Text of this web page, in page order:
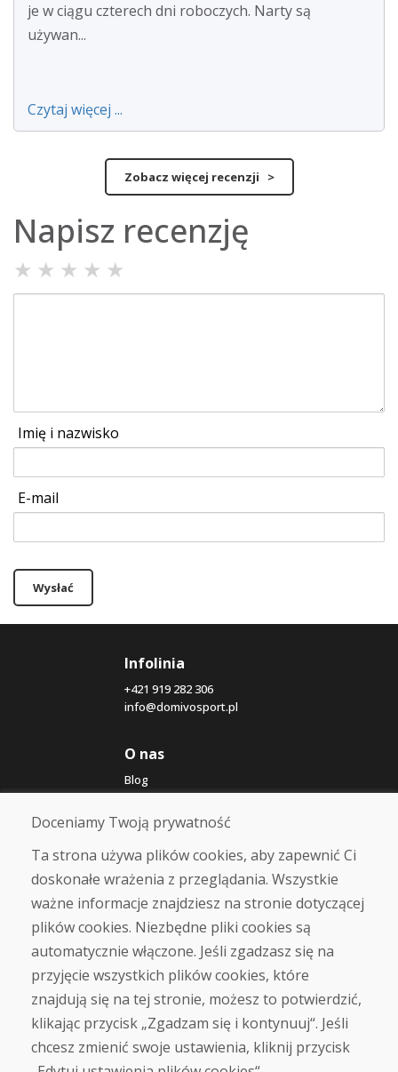
je w ciągu czterech dni roboczych. Narty są
używan...
Czytaj więcej ...
Zobacz więcej recenzji >
Napisz recenzję
★ ★ ★ ★ ★
Imię i nazwisko
E-mail
Wysłać
Infolinia
+421 919 282 306
info@domivosport.pl
O nas
Blog
O nas
Sklep
Kontakt
Zakup
Sklep internetowy
Warunki handlowe
Transport
Zapłata
Skarga
Zwrot i wymiana towaru
Ochrona danych osobowych
Cookies
Doceniamy Twoją prywatność
Ta strona używa plików cookies, aby zapewnić Ci
doskonałe wrażenia z przeglądania. Wszystkie
ważne informacje znajdziesz na stronie dotyczącej
plików cookies. Niezbędne pliki cookies są
automatycznie włączone. Jeśli zgadzasz się na
przyjęcie wszystkich plików cookies, które
znajdują się na tej stronie, możesz to potwierdzić,
klikając przycisk „Zgadzam się i kontynuuj“. Jeśli
chcesz zmienić swoje ustawienia, kliknij przycisk